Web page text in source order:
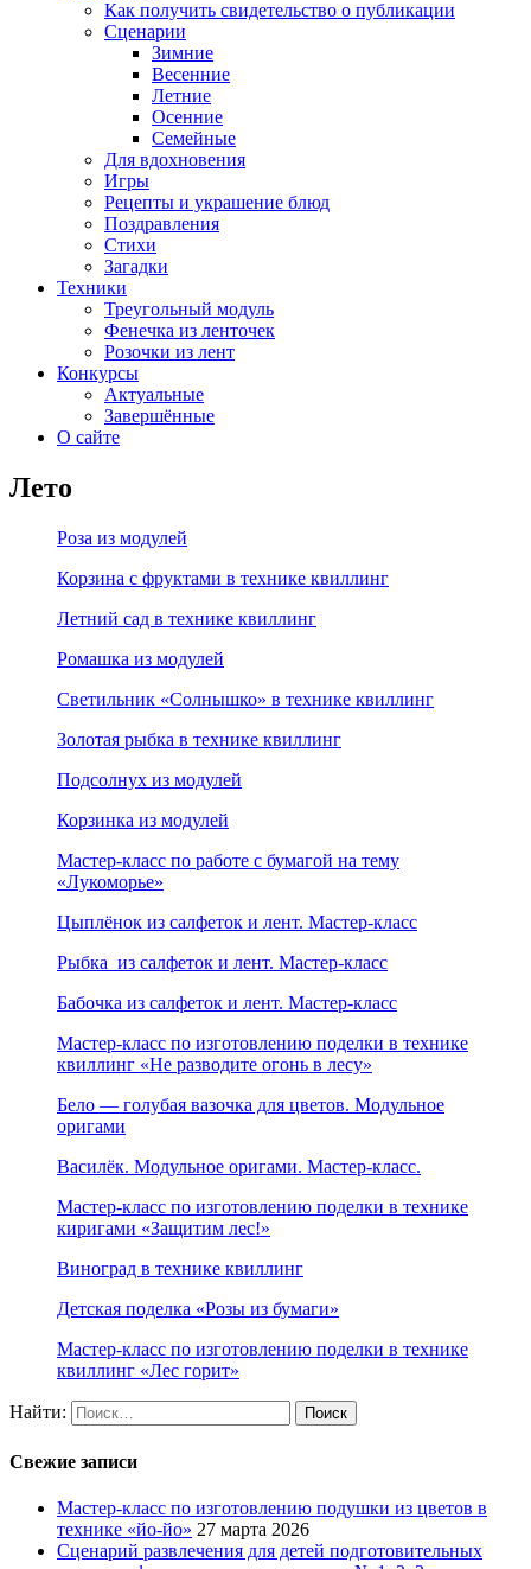
Как получить свидетельство о публикации
Сценарии
Зимние
Весенние
Летние
Осенние
Семейные
Для вдохновения
Игры
Рецепты и украшение блюд
Поздравления
Стихи
Загадки
Техники
Треугольный модуль
Фенечка из ленточек
Розочки из лент
Конкурсы
Актуальные
Завершённые
О сайте
Лето
Роза из модулей
Корзина с фруктами в технике квиллинг
Летний сад в технике квиллинг
Ромашка из модулей
Светильник «Солнышко» в технике квиллинг
Золотая рыбка в технике квиллинг
Подсолнух из модулей
Корзинка из модулей
Мастер-класс по работе с бумагой на тему
«Лукоморье»
Цыплёнок из салфеток и лент. Мастер-класс
Рыбка из салфеток и лент. Мастер-класс
Бабочка из салфеток и лент. Мастер-класс
Мастер-класс по изготовлению поделки в технике
квиллинг «Не разводите огонь в лесу»
Бело — голубая вазочка для цветов. Модульное
оригами
Василёк. Модульное оригами. Мастер-класс.
Мастер-класс по изготовлению поделки в технике
киригами «Защитим лес!»
Виноград в технике квиллинг
Детская поделка «Розы из бумаги»
Мастер-класс по изготовлению поделки в технике
квиллинг «Лес горит»
Найти:
Свежие записи
Мастер-класс по изготовлению подушки из цветов в
технике «йо-йо» 27 марта 2026
Сценарий развлечения для детей подготовительных